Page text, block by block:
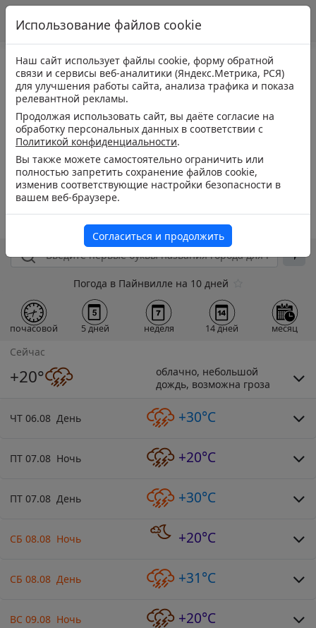
Погода в Пайнвилле на 10 дней
почасовой 5 дней неделя 14 дней месяц
Сейчас
+20°
облачно, небольшой
дождь, возможна гроза
ЧТ 06.08 День +30°C
ПТ 07.08 Ночь +20°C
ПТ 07.08 День +30°C
СБ 08.08 Ночь +20°C
СБ 08.08 День +31°C
ВС 09.08 Ночь +20°C
Использование файлов cookie
Наш сайт использует файлы cookie, форму обратной
связи и сервисы веб-аналитики (Яндекс.Метрика, РСЯ)
для улучшения работы сайта, анализа трафика и показа
релевантной рекламы.
Продолжая использовать сайт, вы даёте согласие на
обработку персональных данных в соответствии с
Политикой конфиденциальности.
Вы также можете самостоятельно ограничить или
полностью запретить сохранение файлов cookie,
изменив соответствующие настройки безопасности в
вашем веб-браузере.
Согласиться и продолжить